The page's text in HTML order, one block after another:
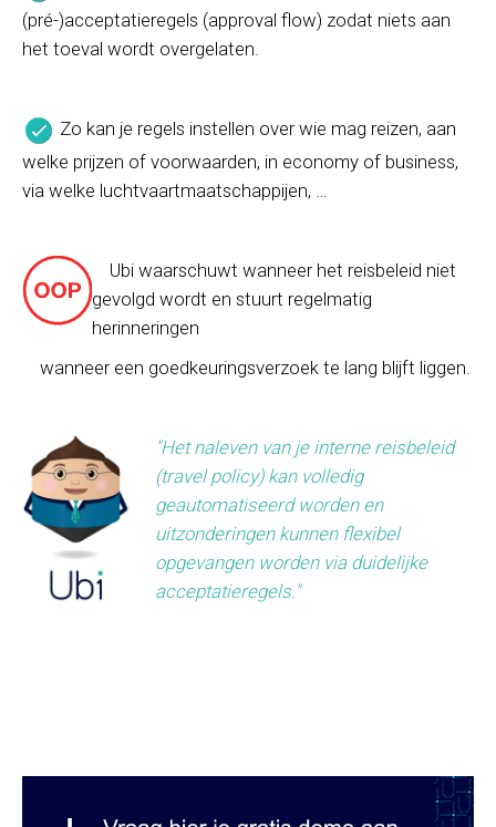
(pré-)acceptatieregels (approval flow) zodat niets aan
het toeval wordt overgelaten.
Zo kan je regels instellen over wie mag reizen, aan
welke prijzen of voorwaarden, in economy of business,
via welke luchtvaartmaatschappijen, …
Ubi waarschuwt wanneer het reisbeleid niet
gevolgd wordt en stuurt regelmatig
herinneringen
wanneer een goedkeuringsverzoek te lang blijft ­­­­liggen.
"Het naleven van je interne reisbeleid
(travel policy) kan volledig
geautomatiseerd worden en
uitzonderingen kunnen flexibel
opgevangen worden via duidelijke
acceptatieregels."